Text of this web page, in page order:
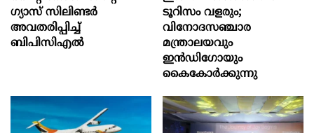
ഗ്യാസ് സിലിണ്ടർ
അവതരിപ്പിച്ച്
ബിപിസിഎൽ
ടൂറിസം വളരും;
വിനോദസഞ്ചാര
മന്ത്രാലയവും
ഇന്‍ഡിഗോയും
കൈകോര്‍ക്കുന്നു